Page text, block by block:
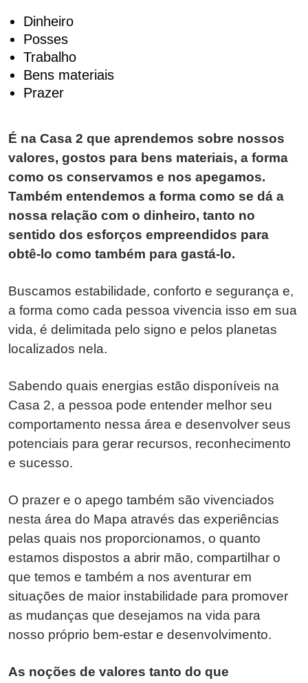
Dinheiro
Posses
Trabalho
Bens materiais
Prazer
É na Casa 2 que aprendemos sobre nossos
valores, gostos para bens materiais, a forma
como os conservamos e nos apegamos.
Também entendemos a forma como se dá a
nossa relação com o dinheiro, tanto no
sentido dos esforços empreendidos para
obtê-lo como também para gastá-lo.
Buscamos estabilidade, conforto e segurança e,
a forma como cada pessoa vivencia isso em sua
vida, é delimitada pelo signo e pelos planetas
localizados nela.
Sabendo quais energias estão disponíveis na
Casa 2, a pessoa pode entender melhor seu
comportamento nessa área e desenvolver seus
potenciais para gerar recursos, reconhecimento
e sucesso.
O prazer e o apego também são vivenciados
nesta área do Mapa através das experiências
pelas quais nos proporcionamos, o quanto
estamos dispostos a abrir mão, compartilhar o
que temos e também a nos aventurar em
situações de maior instabilidade para promover
as mudanças que desejamos na vida para
nosso próprio bem-estar e desenvolvimento.
As noções de valores tanto do que